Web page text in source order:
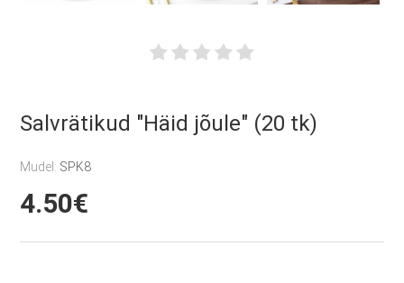
Salvrätikud "Häid jõule" (20 tk)
Mudel: SPK8
4.50€